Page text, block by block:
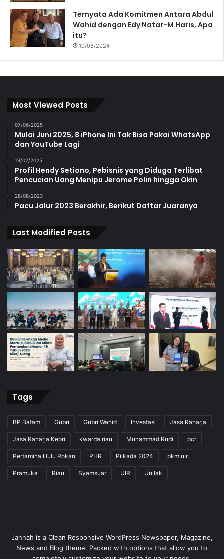
Ternyata Ada Komitmen Antara Abdul
Wahid dengan Edy Natar-M Haris, Apa
itu?
10/08/2024
Most Viewed Posts
07/06/2025
Mulai Juni 2025, 8 iPhone Ini Tak Bisa Pakai WhatsApp
dan YouTube Lagi
19/02/2025
Profil Hendy Setiono, Pebisnis yang Diduga Terlibat
Pencucian Uang Menipu Jerome Polin hingga Okin
28/08/2023
Pacu Jalur 2023 Berakhir, Berikut Daftar Juaranya
Last Modified Posts
Tags
BP Batam Gubri Gubri Wahid Investasi Jasa Raharja
Jasa Raharja Kepri kwarda riau Muhammad Rudi pcr
Pertamina Hulu Rokan PHR Pilkada 2024 pkm uir
Pramuka Riau Syamsuar UIR Unilak
Jannah is a Clean Responsive WordPress Newspaper, Magazine,
News and Blog theme. Packed with options that allow you to